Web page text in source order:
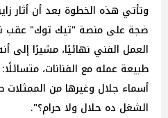
وتأتي هذه الخطوة بعد أن أثار
ضجة على منصة "تيك توك" عقب
العمل الفني نهائيًا، مشيرًا إلى
طبيعة عمله مع الفنانات،
أسماء جلال وغيرها من
الشغل ده حلال ولا حرام؟".